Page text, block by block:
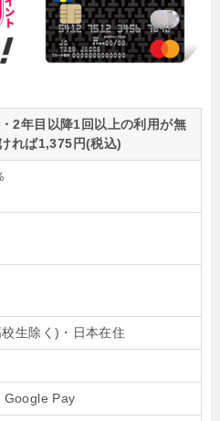
2年目以降1回以上の利用が無
ければ1,375円(税込)
生除く)・日本在住
Google Pay